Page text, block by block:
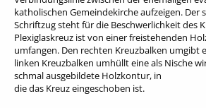
katholischen Gemeindekirche aufzeigen. Der
Schriftzug steht für die Beschwerlichkeit des
Plexiglaskreuz ist von einer freistehenden
umfangen. Den rechten Kreuzbalken umgibt
linken Kreuzbalken umhüllt eine als Nische
schmal ausgebildete Holzkontur, in
die das Kreuz eingeschoben ist.